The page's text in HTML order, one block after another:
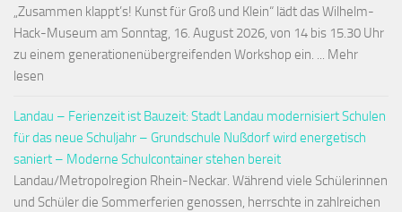
„Zusammen klappt’s! Kunst für Groß und Klein“ lädt das Wilhelm-
Hack-Museum am Sonntag, 16. August 2026, von 14 bis 15.30 Uhr
zu einem generationenübergreifenden Workshop ein. ... Mehr
lesen
Landau – Ferienzeit ist Bauzeit: Stadt Landau modernisiert Schulen
für das neue Schuljahr – Grundschule Nußdorf wird energetisch
saniert – Moderne Schulcontainer stehen bereit
Landau/Metropolregion Rhein-Neckar. Während viele Schülerinnen
und Schüler die Sommerferien genossen, herrschte in zahlreichen